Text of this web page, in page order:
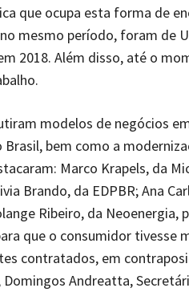
que ocupa esta forma de
mesmo período, foram de
2018. Além disso, até o
modelos de negócios
bem como a
Marco Krapels, da
Brando, da EDPBR; Ana
Ribeiro, da Neoenergia,
que o consumidor tivesse
contratados, em
Andreatta,